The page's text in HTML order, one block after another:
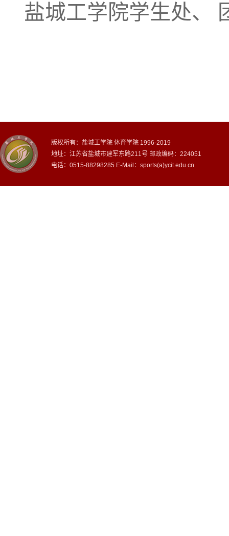
盐城工学院学生处、
版权所有：盐城工学院 体育学院 1996-2019
地址：江苏省盐城市建军东路211号 邮政编码：224051
电话：0515-88298285 E-Mail：sports(a)ycit.edu.cn